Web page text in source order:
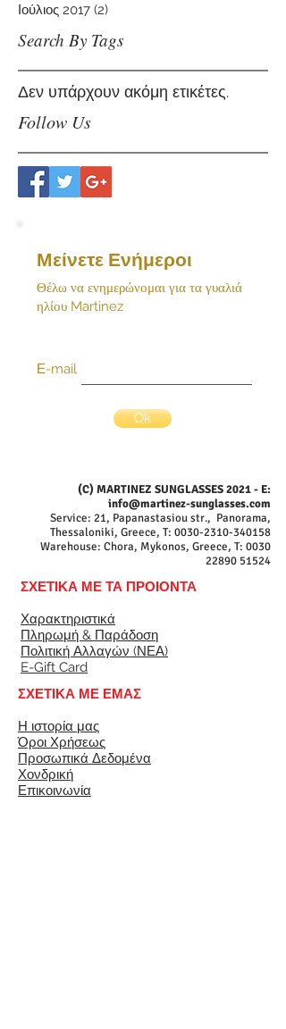
Ιούλιος 2017 (2)
Search By Tags
Δεν υπάρχουν ακόμη ετικέτες.
Follow Us
Μείνετε Ενήμεροι
Θέλω να ενημερώνομαι για τα γυαλιά
ηλίου Martinez
Ε-mail
Ok
(C) MARTINEZ SUNGLASSES 2021 - E:
info@martinez-sunglasses.com
Service: 21, Papanastasiou str., Panorama,
Thessaloniki, Greece, T: 0030-2310-340158
Warehouse: Chora, Mykonos, Greece, T: 0030
22890 51524
ΣΧΕΤΙΚΑ ΜΕ ΤΑ ΠΡΟΙΟΝΤΑ
Χαρακτηριστικά
Πληρωμή & Παράδοση
Πολιτική Αλλαγών (ΝΕΑ)
E-Gift Card
ΣΧΕΤΙΚΑ ΜΕ ΕΜΑΣ
Η ιστορία μας
Όροι Χρήσεως
Προσωπικά Δεδομένα
Χονδρική
Επικοινωνία